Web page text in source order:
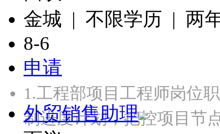
金城 | 不限学历 | 两
8-6
申请
1.工程部项目工程师岗位
制进度计划，把控项目
外贸销售助理